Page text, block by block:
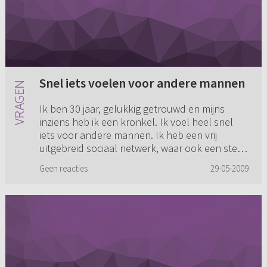
Snel iets voelen voor andere mannen
Ik ben 30 jaar, gelukkig getrouwd en mijns
inziens heb ik een kronkel. Ik voel heel snel
iets voor andere mannen. Ik heb een vrij
uitgebreid sociaal netwerk, waar ook een stel
Geen reacties 29-05-2009